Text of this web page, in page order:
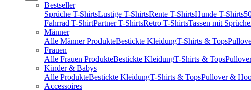
Bestseller
Sprüche T-ShirtsLustige T-ShirtsRente T-ShirtsHunde T-Shirts
Fahrrad T-ShirtPartner T-ShirtsRetro T-ShirtsTassen mit
Männer
Alle Männer ProdukteBestickte KleidungT-Shirts & Tops
Frauen
Alle Frauen ProdukteBestickte KleidungT-Shirts & Tops
Kinder & Babys
Alle ProdukteBestickte KleidungT-Shirts & TopsPullover &
Accessoires